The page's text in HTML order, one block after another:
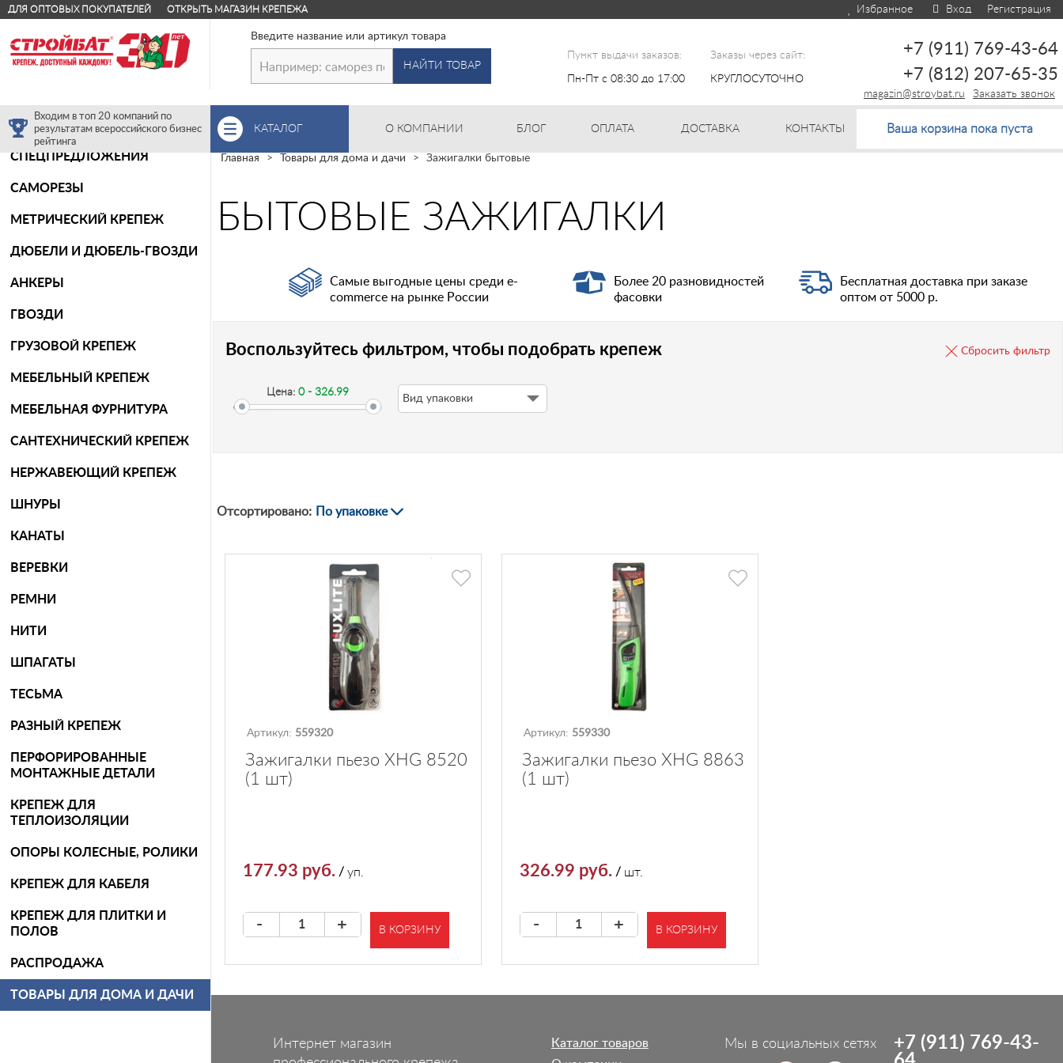
ДЛЯ ОПТОВЫХ ПОКУПАТЕЛЕЙ ОТКРЫТЬ МАГАЗИН КРЕПЕЖА Избранное Вход Регистрация
Введите название или артикул товара
НАЙТИ ТОВАР
Пункт выдачи заказов:
Пн-Пт с 08:30 до 17:00
Заказы через сайт:
КРУГЛОСУТОЧНО
+7 (911) 769-43-64
+7 (812) 207-65-35
Заказать звонок
magazin@stroybat.ru
Входим в топ 20 компаний по
результатам всероссийского бизнес
рейтинга
КАТАЛОГ О КОМПАНИИ БЛОГ ОПЛАТА ДОСТАВКА КОНТАКТЫ Ваша корзина пока пуста
Главная Товары для дома и дачи Зажигалки бытовые
БЫТОВЫЕ ЗАЖИГАЛКИ
Самые выгодные цены среди e-
commerce на рынке России
Более 20 разновидностей
фасовки
Бесплатная доставка при заказе
оптом от 5000 р.
СПЕЦПРЕДЛОЖЕНИЯ
САМОРЕЗЫ
МЕТРИЧЕСКИЙ КРЕПЕЖ
ДЮБЕЛИ И ДЮБЕЛЬ-ГВОЗДИ
АНКЕРЫ
ГВОЗДИ
ГРУЗОВОЙ КРЕПЕЖ
МЕБЕЛЬНЫЙ КРЕПЕЖ
МЕБЕЛЬНАЯ ФУРНИТУРА
САНТЕХНИЧЕСКИЙ КРЕПЕЖ
НЕРЖАВЕЮЩИЙ КРЕПЕЖ
ШНУРЫ
КАНАТЫ
ВЕРЕВКИ
РЕМНИ
НИТИ
ШПАГАТЫ
ТЕСЬМА
РАЗНЫЙ КРЕПЕЖ
ПЕРФОРИРОВАННЫЕ
МОНТАЖНЫЕ ДЕТАЛИ
КРЕПЕЖ ДЛЯ
ТЕПЛОИЗОЛЯЦИИ
ОПОРЫ КОЛЕСНЫЕ, РОЛИКИ
КРЕПЕЖ ДЛЯ КАБЕЛЯ
КРЕПЕЖ ДЛЯ ПЛИТКИ И
ПОЛОВ
РАСПРОДАЖА
ТОВАРЫ ДЛЯ ДОМА И ДАЧИ
Воспользуйтесь фильтром, чтобы подобрать крепеж Сбросить фильтр
Цена:0 - 326.99
Рублей
Вид упаковки
Отсортировано: По упаковке
Артикул: 559320
Зажигалки пьезо XHG 8520
(1 шт)
177.93 руб./ уп.
- + В КОРЗИНУ
Артикул: 559330
Зажигалки пьезо XHG 8863
(1 шт)
326.99 руб./ шт.
- + В КОРЗИНУ
Интернет магазин
Каталог товаров
Мы в социальных сетях
+7 (911) 769-43-